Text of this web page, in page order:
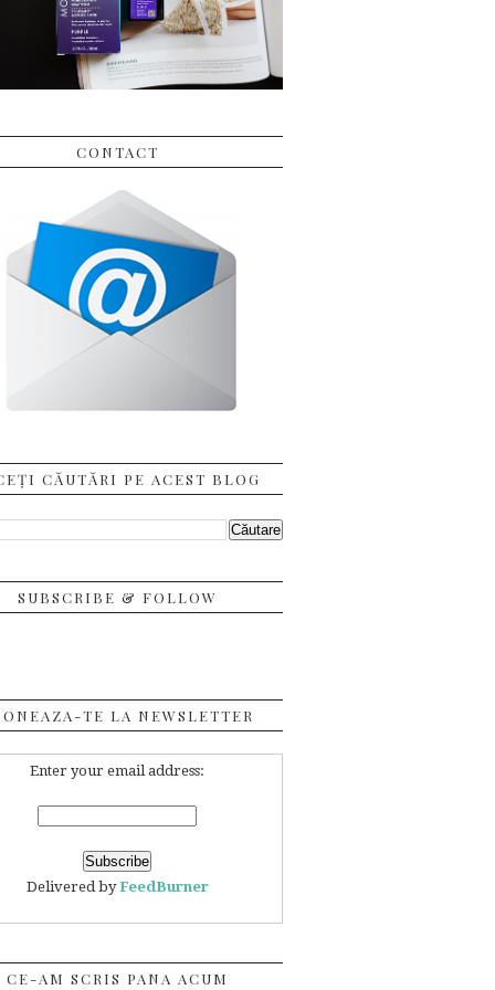
CONTACT
CĂUTĂRI PE ACEST BLOG
SUBSCRIBE & FOLLOW
TE LA NEWSLETTER
Enter your email address:
Delivered byFeedBurner
CE-AM SCRIS PANA ACUM